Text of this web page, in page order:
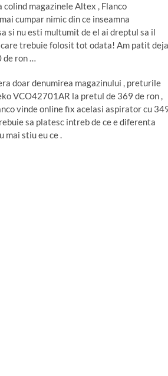
magazinele Altex , Flanco
cumpar nimic din ce inseamna
si nu esti multumit de el ai dreptul sa il
trebuie folosit tot odata! Am patit deja
de ron …
doar denumirea magazinului , preturile
VCO42701AR la pretul de 369 de ron ,
vinde online fix acelasi aspirator cu
sa platesc intreb de ce e diferenta
mai stiu eu ce .